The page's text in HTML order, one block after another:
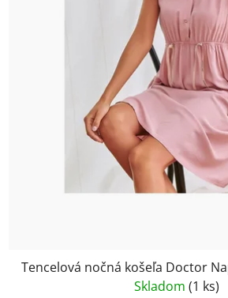
Tencelová nočná košeľa Doctor
Skladom (1 ks)